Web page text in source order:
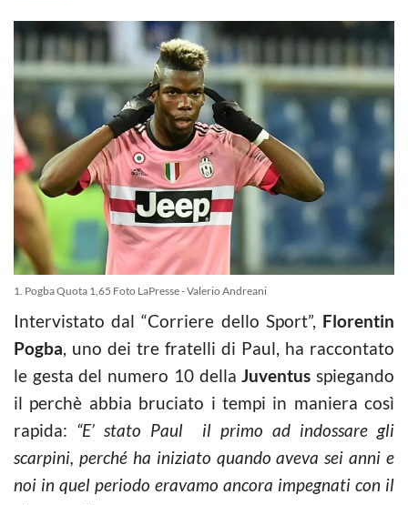
1. Pogba Quota 1,65 Foto LaPresse - Valerio Andreani
Intervistato dal “Corriere dello Sport”, Florentin
Pogba, uno dei tre fratelli di Paul, ha raccontato
le gesta del numero 10 dellaJuventus spiegando
il perchè abbia bruciato i tempi in maniera così
rapida: “E’ stato Paul
il primo ad indossare gli
scarpini, perché ha iniziato quando aveva sei anni e
noi in quel periodo eravamo ancora impegnati con il